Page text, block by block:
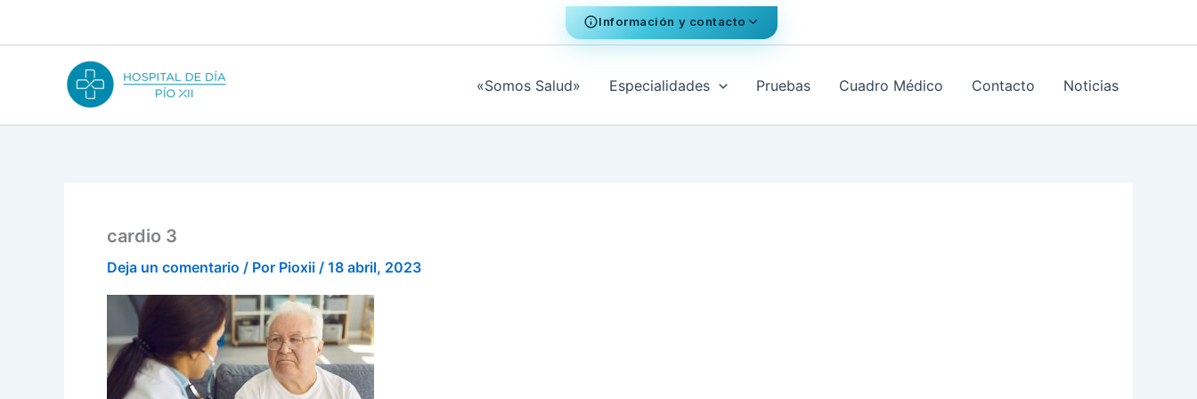
Información y contacto
«Somos Salud» Especialidades Pruebas Cuadro Médico Contacto Noticias
cardio 3
Deja un comentario / Por Pioxii / 18 abril, 2023